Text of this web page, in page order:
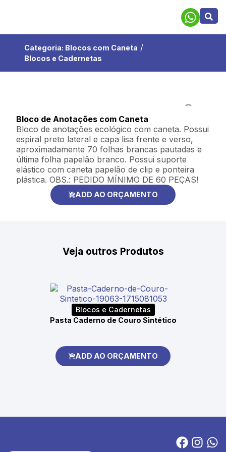
Categoria: Blocos com Caneta /
Blocos e Cadernetas
Bloco de Anotações com Caneta
Bloco de anotações ecológico com caneta. Possui
espiral preto lateral e capa lisa frente e verso,
aproximadamente 70 folhas brancas pautadas e
última folha papelão branco. Possui suporte
elástico com caneta papelão de clip e ponteira
plástica. OBS.: PEDIDO MÍNIMO DE 60 PEÇAS!
ADD AO ORÇAMENTO
Veja outros Produtos
Blocos e Cadernetas
Pasta Caderno de Couro Sintético
ADD AO ORÇAMENTO